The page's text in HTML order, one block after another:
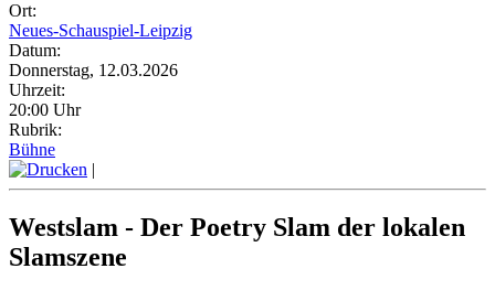
Ort:
Neues-Schauspiel-Leipzig
Datum:
Donnerstag, 12.03.2026
Uhrzeit:
20:00 Uhr
Rubrik:
Bühne
|
Westslam - Der Poetry Slam der lokalen
Slamszene